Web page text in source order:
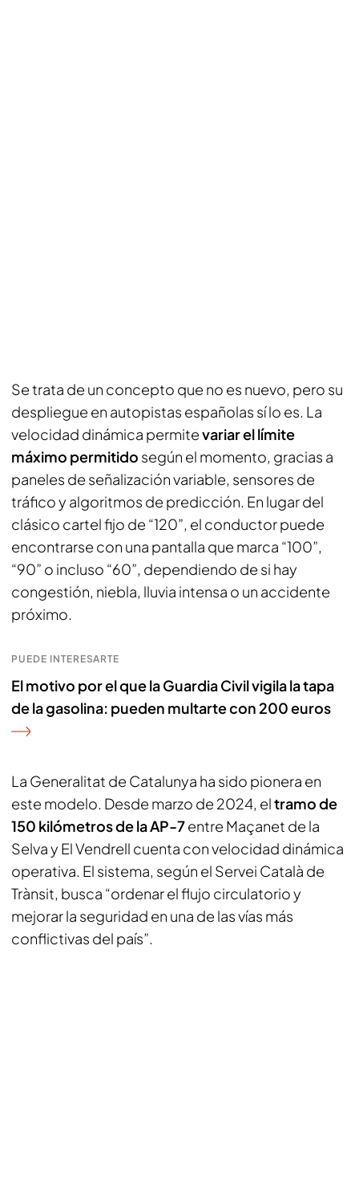
Se trata de un concepto que no es nuevo, pero su
despliegue en autopistas españolas sí lo es. La
velocidad dinámica permitevariar el límite
máximo permitido según el momento, gracias a
paneles de señalización variable, sensores de
tráfico y algoritmos de predicción. En lugar del
clásico cartel fijo de “120”, el conductor puede
encontrarse con una pantalla que marca “100”,
“90” o incluso “60”, dependiendo de si hay
congestión, niebla, lluvia intensa o un accidente
próximo.
PUEDE INTERESARTE
El motivo por el que la Guardia Civil vigila la tapa
de la gasolina: pueden multarte con 200 euros
La Generalitat de Catalunya ha sido pionera en
este modelo. Desde marzo de 2024, eltramo de
150 kilómetros de la AP-7entre Maçanet de la
Selva y El Vendrell cuenta con velocidad dinámica
operativa. El sistema, según el Servei Català de
Trànsit, busca “ordenar el flujo circulatorio y
mejorar la seguridad en una de las vías más
conflictivas del país”.